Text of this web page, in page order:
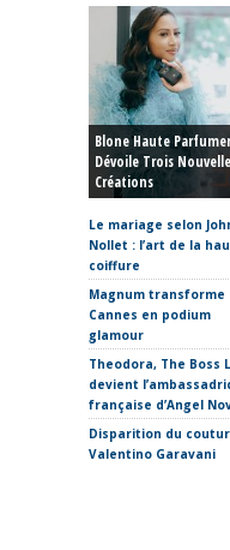
Blone Haute
Dévoile Trois
Créations
Le mariage selon
Nollet : l’art de la
coiffure
Magnum transforme
Cannes en podium
glamour
Theodora, The Boss
devient
française d’Angel
Disparition du
Valentino Garavani